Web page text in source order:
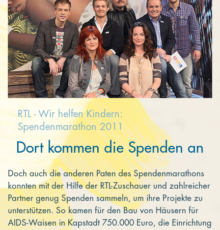
RTL - Wir helfen Kindern:
Spendenmarathon 2011
Dort kommen die Spenden an
Doch auch die anderen Paten des Spendenmarathons
konnten mit der Hilfe der RTL-Zuschauer und zahlreicher
Partner genug Spenden sammeln, um ihre Projekte zu
unterstützen. So kamen für den Bau von Häusern für
AIDS-Waisen in Kapstadt 750.000 Euro, die Einrichtung